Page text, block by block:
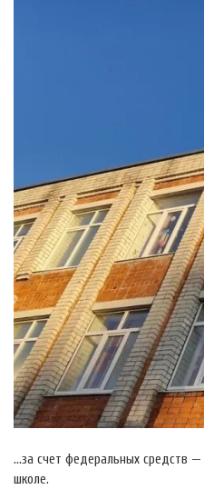
…за счет федеральных средств —
школе.